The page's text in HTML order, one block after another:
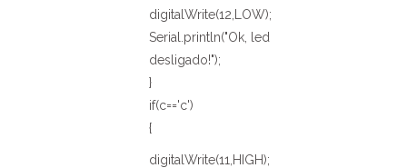
digitalWrite(12,LOW);
Serial.println("Ok, led
desligado!");
}
if(c=='c')
{
digitalWrite(11,HIGH);